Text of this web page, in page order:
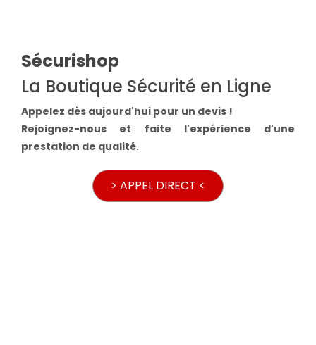
Sécurishop
La Boutique Sécurité en Ligne
Appelez dès aujourd'hui pour un devis !
Rejoignez-nous et faite l'expérience d'une
prestation de qualité.
> APPEL DIRECT <